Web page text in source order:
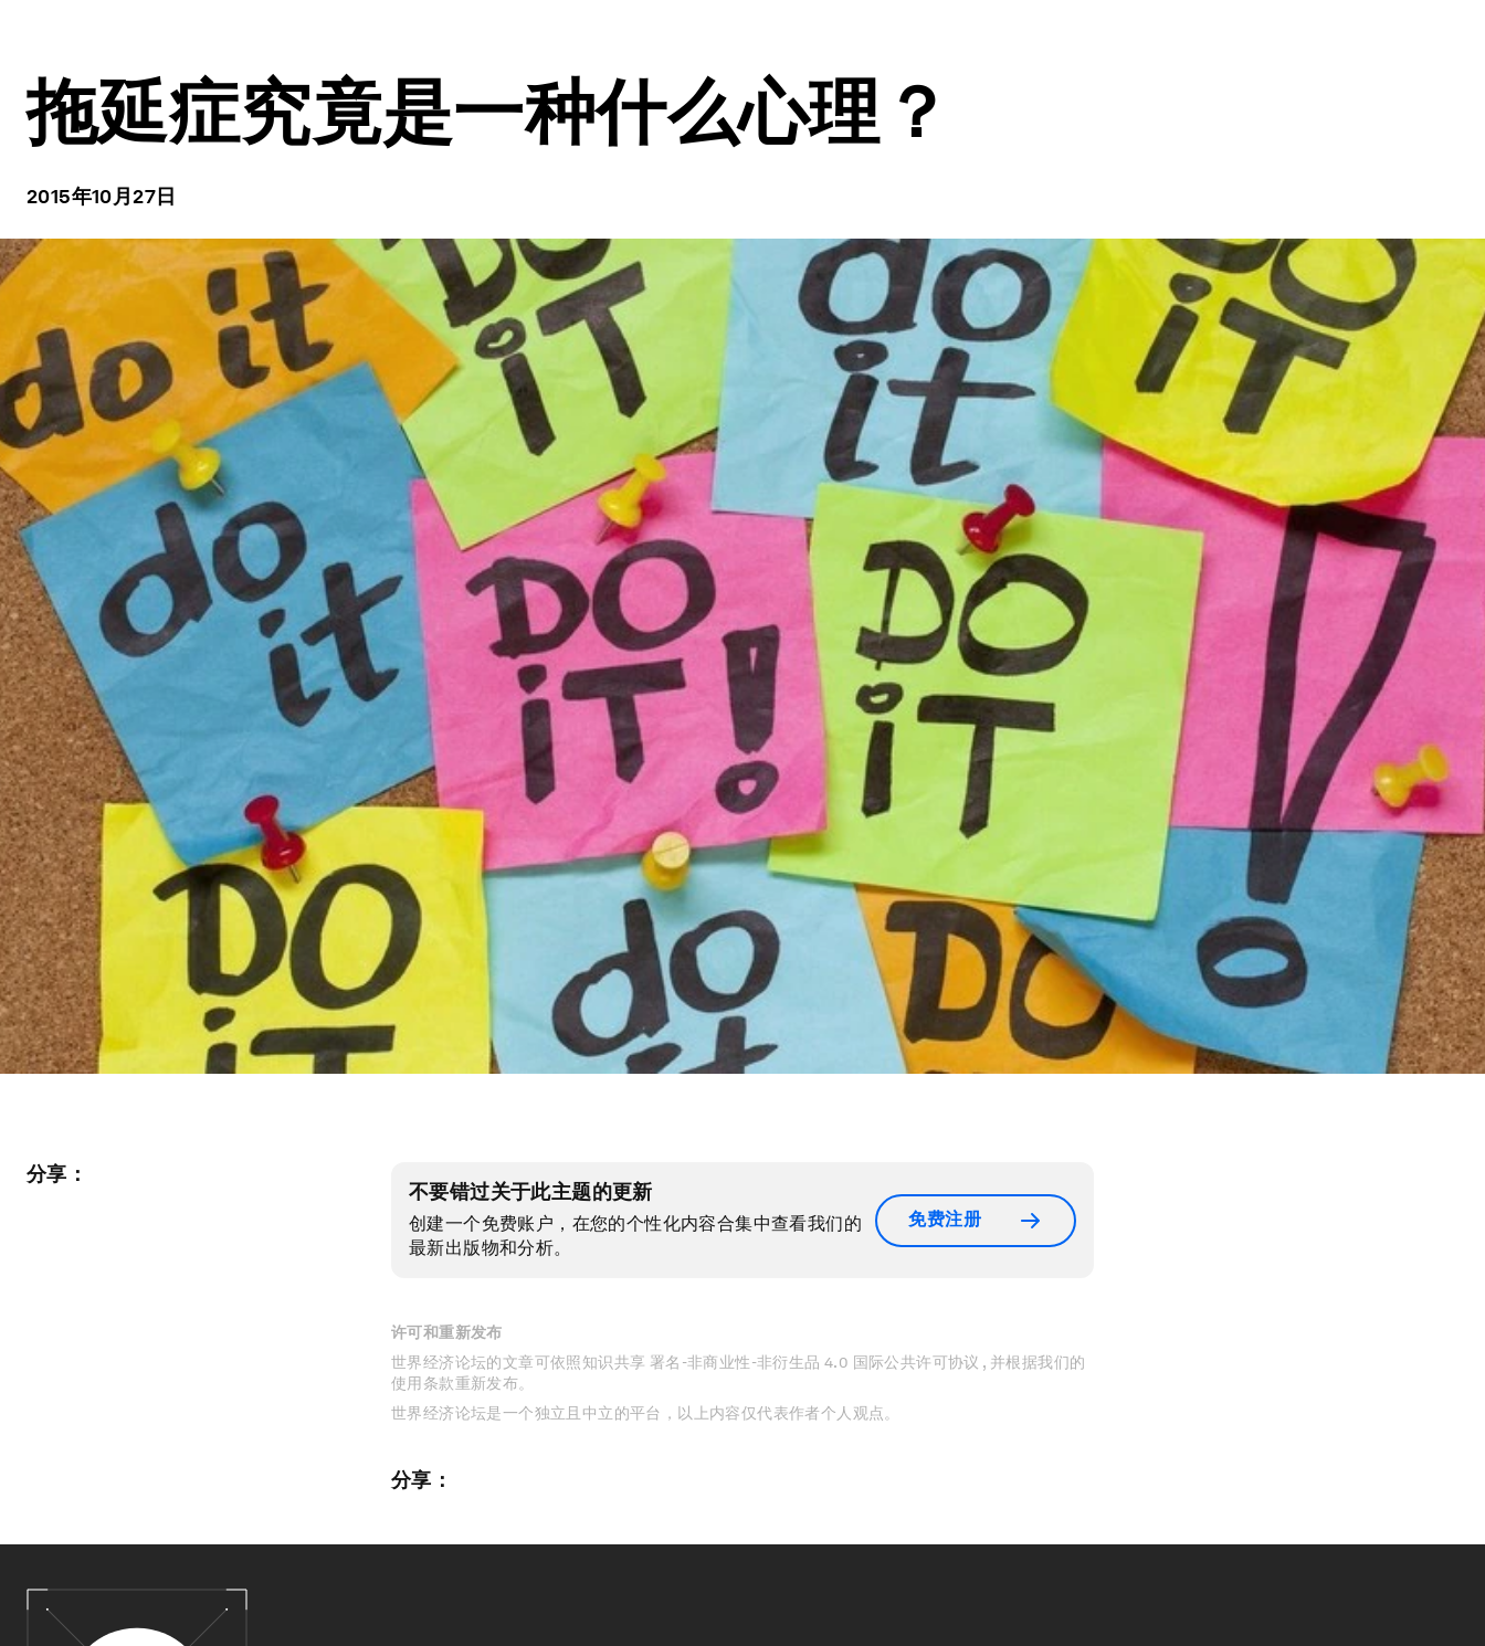
拖延症究竟是一种什么心理？
2015年10月27日
分享：
不要错过关于此主题的更新
创建一个免费账户，在您的个性化内容合集中查看我们的
最新出版物和分析。
免费注册
许可和重新发布
世界经济论坛的文章可依照知识共享 署名-非商业性-非衍生品 4.0 国际公共许可协议 , 并根据我们的
使用条款重新发布。
世界经济论坛是一个独立且中立的平台，以上内容仅代表作者个人观点。
分享：